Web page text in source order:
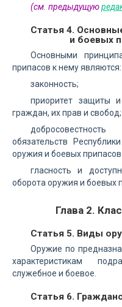
(см. предыдущую
Статья 4.
и боевых
Основными
припасов к нему являются:
законность;
приоритет защиты
граждан, их прав и свобод;
обязательств
оружия и боевых припасов
гласность и
оборота оружия и боевых
Глава 2.
Статья 5. Виды
Оружие по
характеристикам
служебное и боевое.
Статья 6.